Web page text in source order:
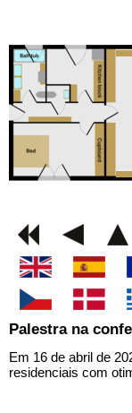
Palestra na
Em 16 de abril de
residenciais com